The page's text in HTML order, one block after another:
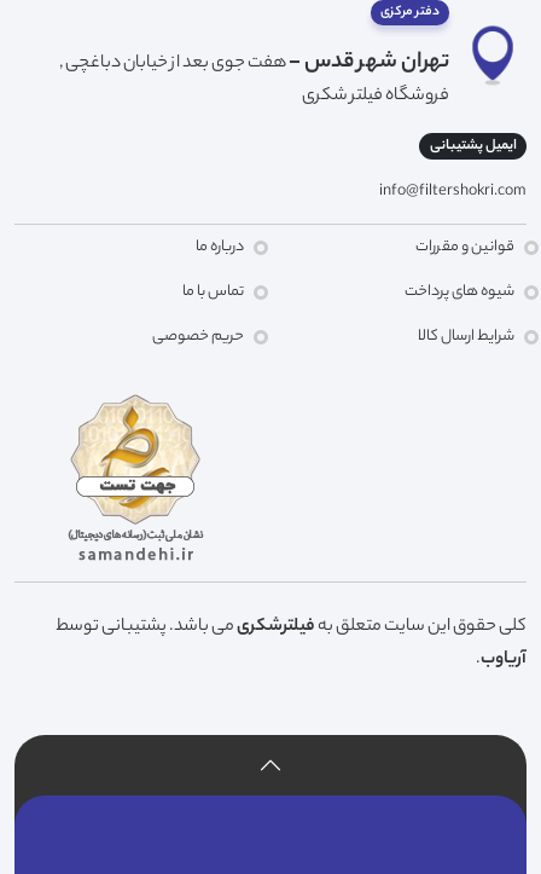
دفتر مرکزی
تهران شهر قدس -هفت جوی بعد از خیابان دباغچی ,
فروشگاه فیلتر شکری
ایمیل پشتیبانی
info@filtershokri.com
قوانین و مقررات
شیوه های پرداخت
شرایط ارسال کالا
درباره ما
تماس با ما
حریم خصوصی
کلی حقوق این سایت متعلق بهفیلترشکریمی باشد. پشتیبانی توسط
آریاوب.